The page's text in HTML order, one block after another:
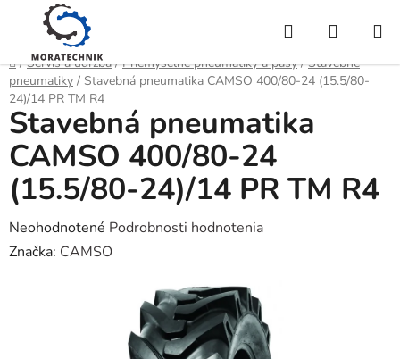
Hľadať
KOŠÍK
Domov
/ Servis a údržba / Priemyselné pneumatiky a pásy / Stavebné
pneumatiky / Stavebná pneumatika CAMSO 400/80-24 (15.5/80-
24)/14 PR TM R4
Stavebná pneumatika
CAMSO 400/80-24
(15.5/80-24)/14 PR TM R4
Priemerné
hodnotenie
Neohodnotené Podrobnosti hodnotenia
Značka: CAMSO